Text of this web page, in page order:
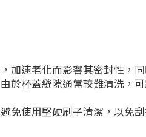
加速老化而影響其密封性，
於杯蓋縫隙通常較難清洗，
免使用堅硬刷子清潔，以免刮